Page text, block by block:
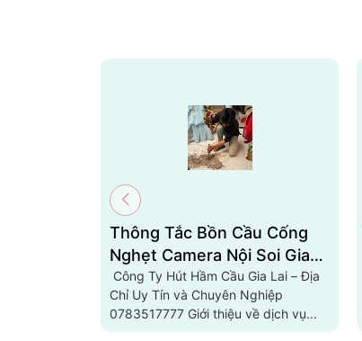
Thông Tắc Bồn Cầu Cống
Nghẹt Camera Nội Soi Gia
Lai 0783517777
Công Ty Hút Hầm Cầu Gia Lai – Địa
Chỉ Uy Tín và Chuyên Nghiệp
0783517777 Giới thiệu về dịch vụ...